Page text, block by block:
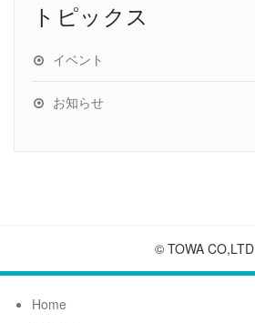
トピックス
イベント
お知らせ
© TOWA CO,LTD
Home